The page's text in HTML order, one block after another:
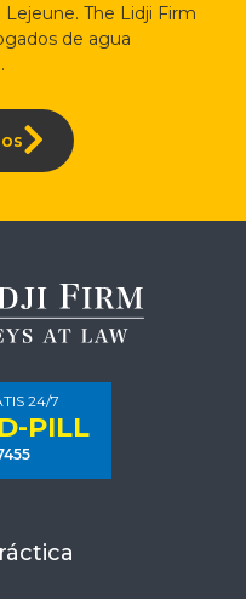
The Lidji Firm
de agua
24/7
PILL